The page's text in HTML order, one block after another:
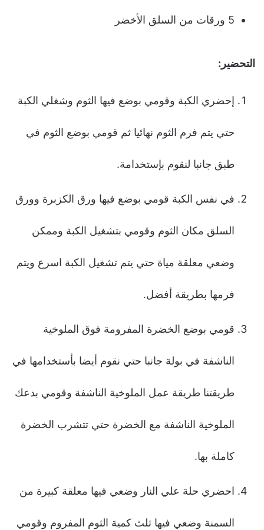
5 ورقات من السلق الأخضر
التحضير:
إحضري الكبة وقومي بوضع فيها الثوم وشغلي الكبة
حتي يتم فرم الثوم نهائيا ثم قومي بوضع الثوم في
طبق جانبا لنقوم بإستخدامة.
في نفس الكبة قومي بوضع فيها ورق الكزبرة وورق
السلق مكان الثوم وقومي بتشغيل الكبة وممكن
وضعي معلقة مياة حتي يتم تشغيل الكبة اسرع ويتم
فرمها بطريقة أفضل.
قومي بوضع الخضرة المفرومة فوق الملوخية
الناشفة في بولة جانبا حتي نقوم أيضا بأستخدامها في
طريقتنا طريقة عمل الملوخية الناشفة وقومي بدعك
الملوخية الناشفة مع الخضرة حتي تتشرب الخضرة
كاملة بها.
احضري حلة علي النار وضعي فيها معلقة كبيرة من
السمنة وضعي فيها ثلث كمية الثوم المفروم وقومي